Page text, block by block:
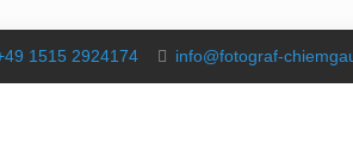
1515 2924174 info@fotograf-